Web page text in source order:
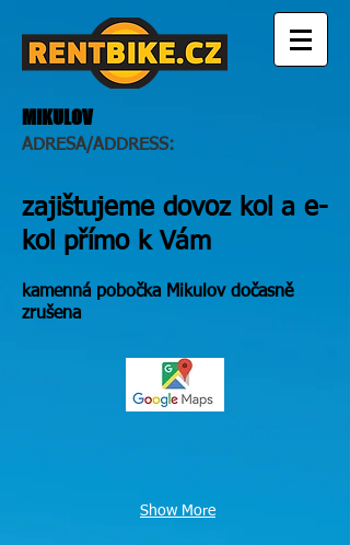
MIKULOV
ADRESA/ADDRESS:
zajištujeme dovoz kol a e-
kol přímo k Vám
kamenná pobočka Mikulov dočasně
zrušena
Show More